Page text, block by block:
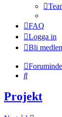
FAQ
Logga in
Bli
Sök
Projekt